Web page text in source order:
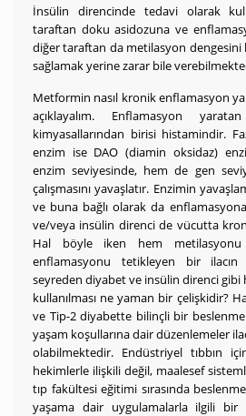
İnsülin direncinde tedavi olarak
taraftan doku asidozuna ve
diğer taraftan da metilasyon dengesini
sağlamak yerine zarar bile
Metformin nasıl kronik enflamasyon
açıklayalım. Enflamasyon
kimyasallarından birisi histamindir.
enzim ise DAO (diamin oksidaz)
enzim seviyesinde, hem de gen
çalışmasını yavaşlatır. Enzimin
ve buna bağlı olarak da
ve/veya insülin direnci de vücutta
Hal böyle iken hem metilasyonu
enflamasyonu tetikleyen bir ilacın
seyreden diyabet ve insülin direnci gibi
kullanılması ne yaman bir çelişkidir?
ve Tip-2 diyabette bilinçli bir
yaşam koşullarına dair düzenlemeler
olabilmektedir. Endüstriyel tıbbın
hekimlerle ilişkili değil, maalesef
tıp fakültesi eğitimi sırasında
yaşama dair uygulamalarla ilgili